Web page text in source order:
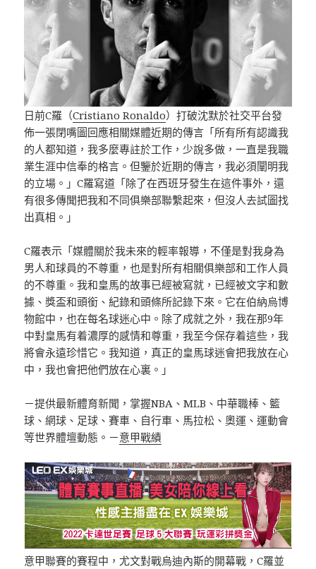
日前C羅（Cristiano Ronaldo）打破沈默於社交平台發
佈一張閉嘴圖回應相關媒體近期的傳言「所有所有認識我
的人都知道，我多麼專註於工作，少說多做，一直是我職
業生涯中信奉的格言。但鑒於近期的傳言，我必須闡明我
的立場。」C羅寫道「除了在西班牙發生在這件事外，還
有很多傳聞把我和不同俱樂部聯繫起來，但沒人去試圖找
出真相。」
C羅表示「媒體關於我未來的輕率報導，不僅是對我身為
男人和球員的不尊重，也是對所有相關俱樂部和工作人員
的不尊重。我和皇馬的故事已經被寫就，已經被文字和數
據、獎盃和頭銜、紀錄和頭條所記錄下來。它在伯納烏博
物館中，也在每名球迷心中。除了成就之外，我在那9年
中對皇馬有着濃厚的感情和尊重，我至今保存着這些，我
將會永遠珍惜它。我知道，真正的皇馬球迷會把我放在心
中，我也會把他們放在心裏。」
－提供最新體育新聞，掌握NBA、MLB、中華職棒、籃
球、網球、足球、賽車、自行車、馬拉松、奧運、運動會
等世界體壇動態。－意甲戰績
意甲聯賽的賽程中，尤文對戰烏迪內斯的開幕戰，C羅並